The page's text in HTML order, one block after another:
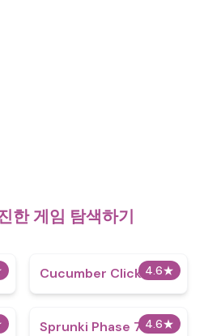
한 게임 탐색하기
4.6★
Cucumber Clicker
4.6★
Sprunki Phase 70